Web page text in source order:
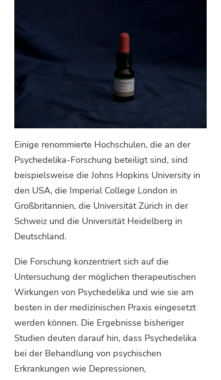
Einige renommierte Hochschulen, die an der
Psychedelika-Forschung beteiligt sind, sind
beispielsweise die Johns Hopkins University in
den USA, die Imperial College London in
Großbritannien, die Universität Zürich in der
Schweiz und die Universität Heidelberg in
Deutschland.
Die Forschung konzentriert sich auf die
Untersuchung der möglichen therapeutischen
Wirkungen von Psychedelika und wie sie am
besten in der medizinischen Praxis eingesetzt
werden können. Die Ergebnisse bisheriger
Studien deuten darauf hin, dass Psychedelika
bei der Behandlung von psychischen
Erkrankungen wie Depressionen,